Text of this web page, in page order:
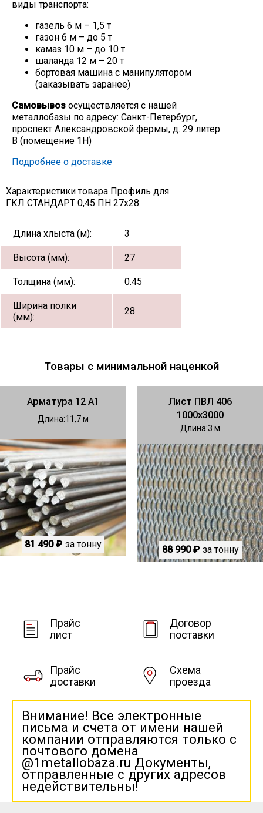
виды транспорта:
газель 6 м – 1,5 т
газон 6 м – до 5 т
камаз 10 м – до 10 т
шаланда 12 м – 20 т
бортовая машина с манипулятором
(заказывать заранее)
Самовывоз осуществляется с нашей
металлобазы по адресу: Санкт-Петербург,
проспект Александровской фермы, д. 29 литер
В (помещение 1Н)
Подробнее о доставке
Характеристики товара Профиль для
ГКЛ СТАНДАРТ 0,45 ПН 27х28:
Длина хлыста (м): 3
Высота (мм): 27
Толщина (мм): 0.45
Ширина полки
(мм):
28
Товары с минимальной наценкой
Арматура 12 А1
Длина 11,7
81 490 ₽ за тонну
Лист ПВЛ 406
1000х3000
Длина 3
88 990 ₽ за тонну
Прайс
лист
Договор
поставки
Прайс
доставки
Схема
проезда
Внимание! Все электронные
письма и счета от имени нашей
компании отправляются только с
почтового домена
@1metallobaza.ru Документы,
отправленные с других адресов
недействительны!